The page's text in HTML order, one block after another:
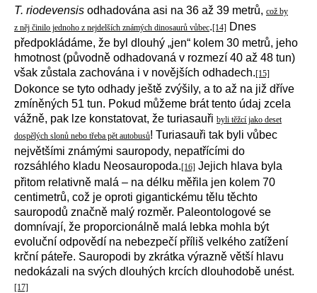
T. riodevensis odhadována asi na 36 až 39 metrů, což by
z něj činilo jednoho z nejdelších známých dinosaurů vůbec.[14] Dnes
předpokládáme, že byl dlouhý „jen“ kolem 30 metrů, jeho
hmotnost (původně odhadovaná v rozmezí 40 až 48 tun)
však zůstala zachována i v novějších odhadech.[15]
Dokonce se tyto odhady ještě zvýšily, a to až na již dříve
zmíněných 51 tun. Pokud můžeme brát tento údaj zcela
vážně, pak lze konstatovat, že turiasauři byli těžcí jako deset
dospělých slonů nebo třeba pět autobusů! Turiasauři tak byli vůbec
největšími známými sauropody, nepatřícími do
rozsáhlého kladu Neosauropoda.[16] Jejich hlava byla
přitom relativně malá – na délku měřila jen kolem 70
centimetrů, což je oproti gigantickému tělu těchto
sauropodů značně malý rozměr. Paleontologové se
domnívají, že proporcionálně malá lebka mohla být
evoluční odpovědí na nebezpečí příliš velkého zatížení
krční páteře. Sauropodi by zkrátka výrazně větší hlavu
nedokázali na svých dlouhých krcích dlouhodobě unést.
[17]